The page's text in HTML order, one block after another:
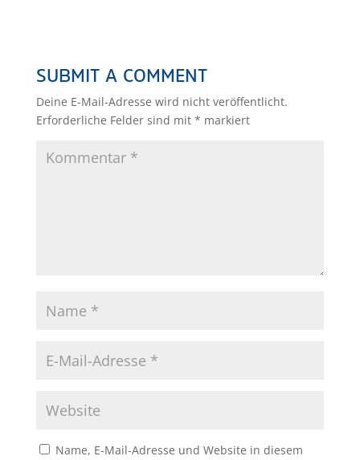
SUBMIT A COMMENT
Deine E-Mail-Adresse wird nicht veröffentlicht.
Erforderliche Felder sind mit * markiert
Name, E-Mail-Adresse und Website in diesem